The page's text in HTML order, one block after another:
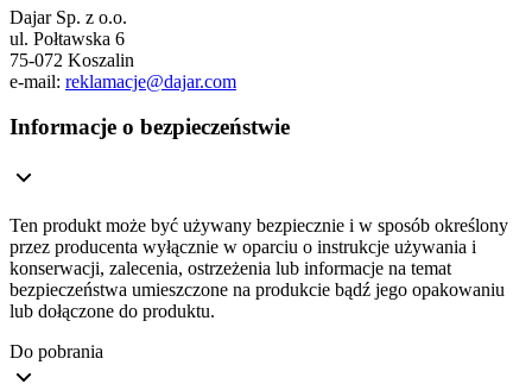
Dajar Sp. z o.o.
ul. Połtawska 6
75-072 Koszalin
e-mail: reklamacje@dajar.com
Informacje o bezpieczeństwie
Ten produkt może być używany bezpiecznie i w sposób określony
przez producenta wyłącznie w oparciu o instrukcje używania i
konserwacji, zalecenia, ostrzeżenia lub informacje na temat
bezpieczeństwa umieszczone na produkcie bądź jego opakowaniu
lub dołączone do produktu.
Do pobrania